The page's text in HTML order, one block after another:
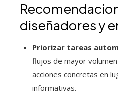
diseñadores y
Priorizar tareas
flujos de mayor
acciones concretas en
informativas.